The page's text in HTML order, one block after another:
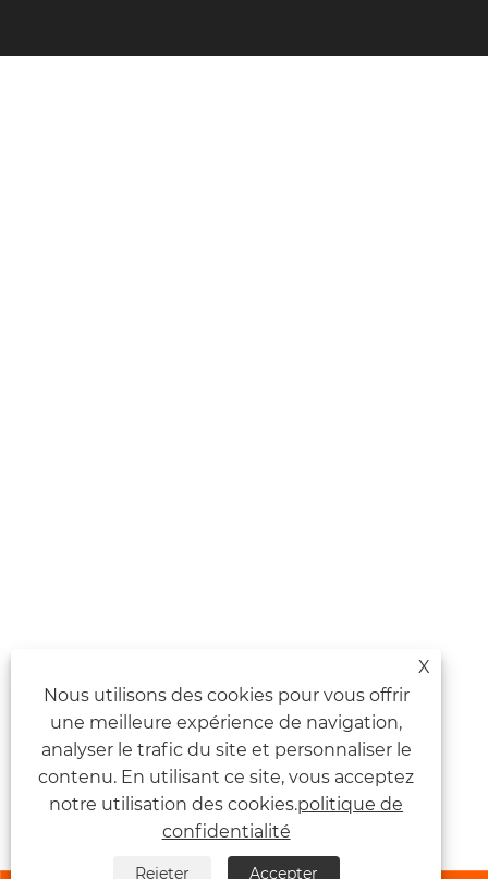
X
Nous utilisons des cookies pour vous offrir
une meilleure expérience de navigation,
analyser le trafic du site et personnaliser le
contenu. En utilisant ce site, vous acceptez
notre utilisation des cookies.politique de
confidentialité
Rejeter Accepter